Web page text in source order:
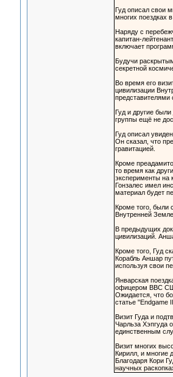
Гуд описал свои
многих поездках
Наряду с
капитан-
включает
Будучи
секретной
Во время его
цивилизации
представителями
Гуд и другие
группы ещё не
Гуд описал
Он сказал, что
гравитацией.
Кроме
то время как
эксперименты на
Гонзалес имел
материал будет
Кроме того, были
Внутренней
В предыдущих
цивилизаций.
Кроме того, Гуд
Корабль Аншар
используя свои
Январская
офицером ВВС
Ожидается, что
статье "Endgame
Визит Гуда и
Чарльза Хэпгуда
единственным
Визит многих
Кирилл, и многие
Благодаря Кори
научных